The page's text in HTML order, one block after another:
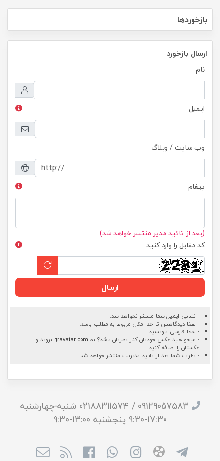
بازخوردها
ارسال بازخورد
نام
ایمیل
وب سایت / وبلاگ
پیغام
(بعد از تائید مدیر منتشر خواهد شد)
کد مقابل را وارد کنید
ارسال
- نشانی ایمیل شما منتشر نخواهد شد.
- لطفا دیدگاهتان تا حد امکان مربوط به مطلب باشد.
- لطفا فارسی بنویسید.
- میخواهید عکس خودتان کنار نظرتان باشد؟ به gravatar.com بروید و
عکستان را اضافه کنید.
- نظرات شما بعد از تایید مدیریت منتشر خواهد شد
09129057583 / 02188311574 شنبه-چهارشنبه
17:30-9:30 پنجشنبه 13:00-9:30